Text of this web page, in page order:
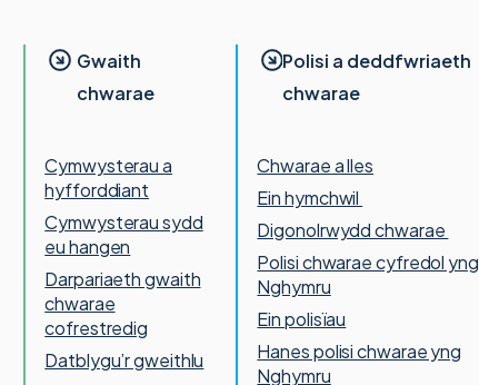
Gwaith
chwarae
Cymwysterau a
hyfforddiant
Cymwysterau sydd
eu hangen
Darpariaeth gwaith
chwarae
cofrestredig
Datblygu’r gweithlu
Polisi a deddfwriaeth
chwarae
Chwarae a lles
Ein hymchwil
Digonolrwydd chwarae
Polisi chwarae cyfredol yng
Nghymru
Ein polisïau
Hanes polisi chwarae yng
Nghymru